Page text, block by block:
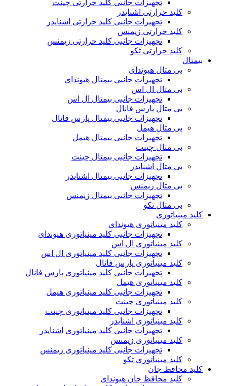
تجهیزات جانبی کلید حرارتی چینت
کلید حرارتی اشنایدر
تجهیزات جانبی کلید حرارتی اشنایدر
کلید حرارتی زیمنس
تجهیزات جانبی کلید حرارتی زیمنس
کلید حرارتی تکو
بیمتال
بی متال هیوندای
تجهیزات جانبی بیمتال هیوندای
بی متال ال اس
تجهیزات جانبی بیمتال ال اس
بی متال پارس فانال
تجهیزات جانبی بیمتال پارس فانال
بی متال هیمل
تجهیزات جانبی بیمتال هیمل
بی متال چینت
تجهیزات جانبی بیمتال چینت
بی متال اشنایدر
تجهیزات جانبی بیمتال اشنایدر
بی متال زیمنس
تجهیزات جانبی بیمتال زیمنس
بی متال تکو
کلید مینیاتوری
کلید مینیاتوری هیوندای
تجهیزات جانبی کلید مینیاتوری هیوندای
کلید مینیاتوری ال اس
تجهیزات جانبی کلید مینیاتوری ال اس
کلید مینیاتوری پارس فانال
تجهیزات جانبی کلید مینیاتوری پارس فانال
کلید مینیاتوری هیمل
تجهیزات جانبی کلید مینیاتوری هیمل
کلید مینیاتوری چینت
تجهیزات جانبی کلید مینیاتوری چینت
کلید مینیاتوری اشنایدر
تجهیزات جانبی کلید مینیاتوری اشنایدر
کلید مینیاتوری زیمنس
تجهیزات جانبی کلید مینیاتوری زیمنس
کلید مینیاتوری تکو
کلید محافظ جان
کلید محافظ جان هیوندای